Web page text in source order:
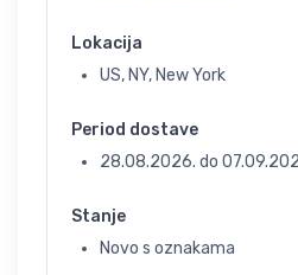
Lokacija
US, NY, New York
Period dostave
28.08.2026. do
Stanje
Novo s oznakama